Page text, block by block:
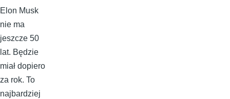
Elon Musk
nie ma
jeszcze 50
lat. Będzie
miał dopiero
za rok. To
najbardziej